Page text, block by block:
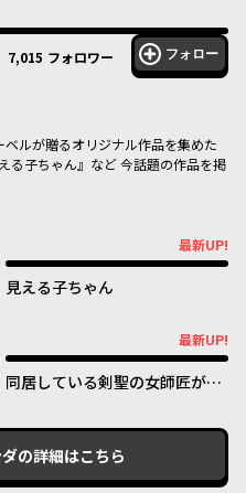
7,015 フォロワー フォロー
ベルが贈るオリジナル作品を集めた
る子ちゃん』など 今話題の作品を掲
最新UP!
見える子ちゃん
最新UP!
同居している剣聖の女師匠が可
の詳細はこちら